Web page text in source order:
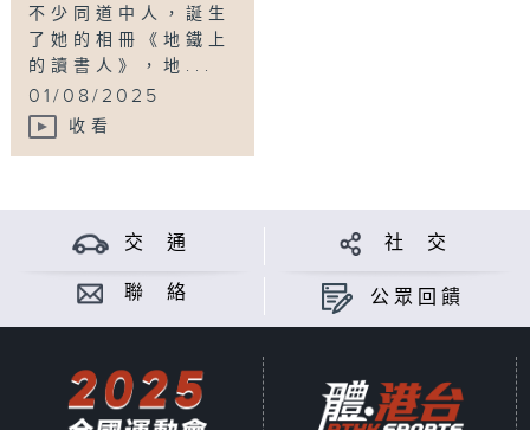
不少同道中人，誕生
了她的相冊《地鐵上
的讀書人》，地...
01/08/2025
收看
交 通 社 交
聯 絡 公眾回饋